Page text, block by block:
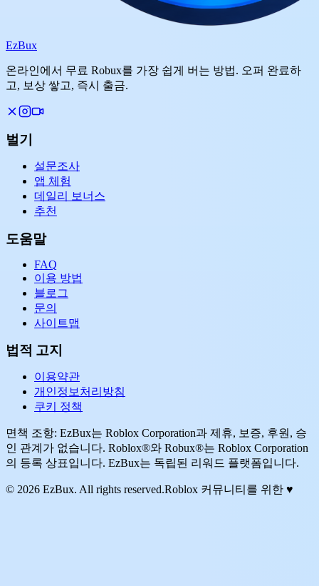
EzBux
온라인에서 무료 Robux를 가장 쉽게 버는 방법. 오퍼 완료하
고, 보상 쌓고, 즉시 출금.
벌기
설문조사
앱 체험
데일리 보너스
추천
도움말
FAQ
이용 방법
블로그
문의
사이트맵
법적 고지
이용약관
개인정보처리방침
쿠키 정책
면책 조항: EzBux는 Roblox Corporation과 제휴, 보증, 후원, 승
인 관계가 없습니다. Roblox®와 Robux®는 Roblox Corporation
의 등록 상표입니다. EzBux는 독립된 리워드 플랫폼입니다.
© 2026 EzBux. All rights reserved.Roblox 커뮤니티를 위한 ♥